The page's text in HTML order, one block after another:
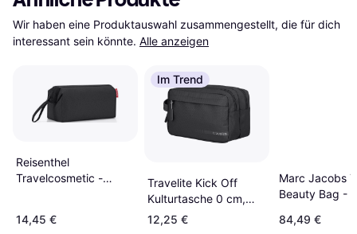
Wir haben eine Produktauswahl zusammengestellt, die für dich
interessant sein könnte. Alle anzeigen
Reisenthel
Travelcosmetic -
14,45 €
Im Trend
Travelite Kick Off
Kulturtasche 0 cm,
Schwarz
12,25 €
Marc Jacobs
Beauty Bag -
84,49 €